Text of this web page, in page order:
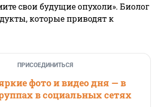
свои будущие опухоли». Биолог
которые приводят к
ПРИСОЕДИНИТЬСЯ
фото и видео дня — в
в социальных сетях